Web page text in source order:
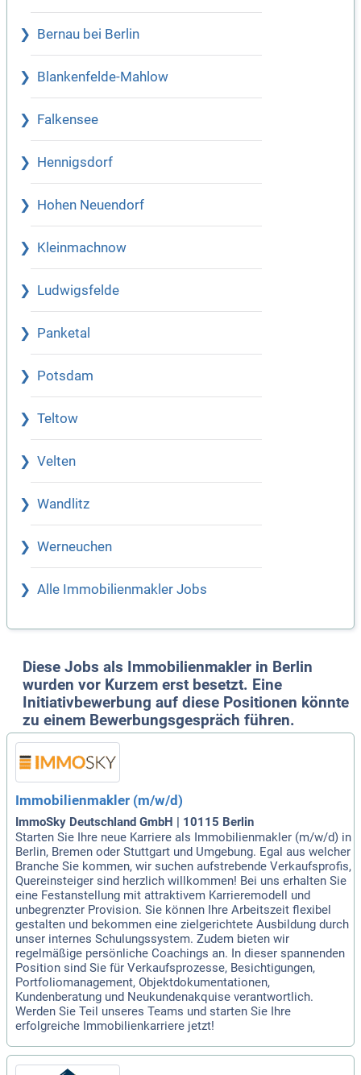
Bernau bei Berlin
Blankenfelde-Mahlow
Falkensee
Hennigsdorf
Hohen Neuendorf
Kleinmachnow
Ludwigsfelde
Panketal
Potsdam
Teltow
Velten
Wandlitz
Werneuchen
Alle Immobilienmakler Jobs
Diese Jobs als Immobilienmakler in Berlin
wurden vor Kurzem erst besetzt. Eine
Initiativbewerbung auf diese Positionen könnte
zu einem Bewerbungsgespräch führen.
Immobilienmakler (m/w/d)
ImmoSky Deutschland GmbH | 10115 Berlin
Starten Sie Ihre neue Karriere als Immobilienmakler (m/w/d) in
Berlin, Bremen oder Stuttgart und Umgebung. Egal aus welcher
Branche Sie kommen, wir suchen aufstrebende Verkaufsprofis,
Quereinsteiger sind herzlich willkommen! Bei uns erhalten Sie
eine Festanstellung mit attraktivem Karrieremodell und
unbegrenzter Provision. Sie können Ihre Arbeitszeit flexibel
gestalten und bekommen eine zielgerichtete Ausbildung durch
unser internes Schulungssystem. Zudem bieten wir
regelmäßige persönliche Coachings an. In dieser spannenden
Position sind Sie für Verkaufsprozesse, Besichtigungen,
Portfoliomanagement, Objektdokumentationen,
Kundenberatung und Neukundenakquise verantwortlich.
Werden Sie Teil unseres Teams und starten Sie Ihre
erfolgreiche Immobilienkarriere jetzt!